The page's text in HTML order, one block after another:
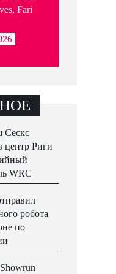
Fari
Сескс
центр Риги
WRC
робота
по